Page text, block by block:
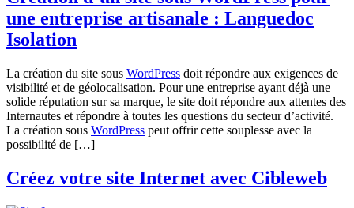
une entreprise artisanale : Languedoc
Isolation
La création du site sous WordPress doit répondre aux exigences de
visibilité et de géolocalisation. Pour une entreprise ayant déjà une
solide réputation sur sa marque, le site doit répondre aux attentes des
Internautes et répondre à toutes les questions du secteur d’activité.
La création sous WordPress peut offrir cette souplesse avec la
possibilité de […]
Créez votre site Internet avec Cibleweb